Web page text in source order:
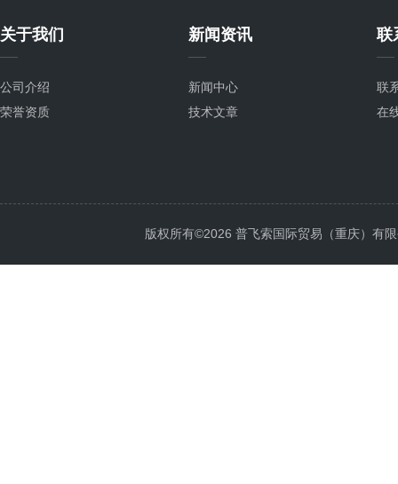
关于我们
公司介绍
荣誉资质
新闻资讯
新闻中心
技术文章
联
联
在
版权所有©2026 普飞索国际贸易（重庆）有